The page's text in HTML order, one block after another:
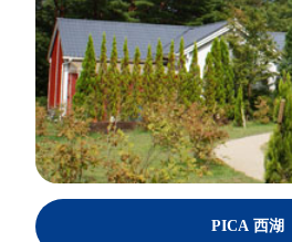
PICA 西湖